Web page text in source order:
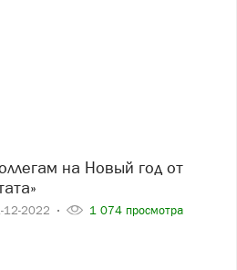
12-2022 1 074 просмотра